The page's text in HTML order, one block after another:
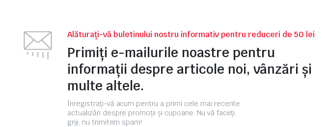
Alăturați-vă buletinului nostru informativ pentru reduceri de 50 lei
Primiți e-mailurile noastre pentru
informații despre articole noi, vânzări și
multe altele.
Înregistrați-vă acum pentru a primi cele mai recente
actualizări despre promoții și cupoane. Nu vă faceți
griji, nu trimitem spam!